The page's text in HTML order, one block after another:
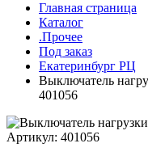
Главная страница
Каталог
.Прочее
Под заказ
Екатеринбург РЦ
Выключатель
401056
Артикул: 401056